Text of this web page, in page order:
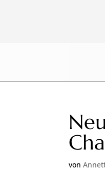
von